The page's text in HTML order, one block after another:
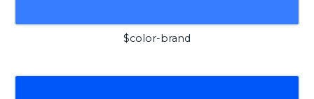
$color-brand